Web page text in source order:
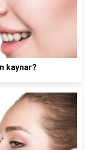
kaynar?